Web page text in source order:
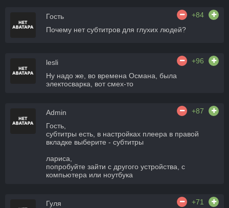
Гость
+84
Почему нет субтитров для глухих людей?
lesli
+96
Ну надо же, во времена Османа, была
электосварка, вот смех-то
Admin
+87
Гость,
субтитры есть, в настройках плеера в правой
вкладке выберите - субтитры
лариса,
попробуйте зайти с другого устройства, с
компьютера или ноутбука
Гуля
+71